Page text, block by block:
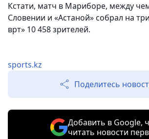
Кстати, матч в Мариборе, между
Словении и «Астаной» собрал на
врт» 10 458 зрителей.
sports.kz
Поделитесь
Добавить в Google,
читать новости